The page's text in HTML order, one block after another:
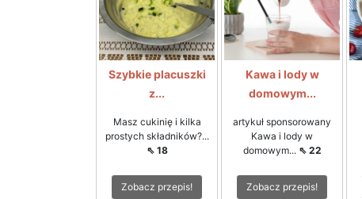
Szybkie placuszki
z...
Masz cukinię i kilka
prostych składników?...
⇖ 18
Zobacz przepis!
Kawa i lody w
domowym...
artykuł sponsorowany
Kawa i lody w
domowym... ⇖ 22
Zobacz przepis!